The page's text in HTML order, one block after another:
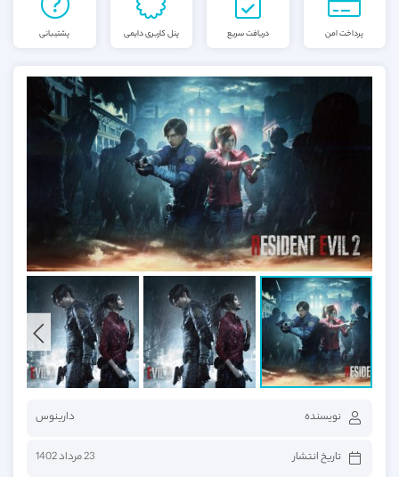
پرداخت امن دریافت سریع پنل کاربری دایمی پشتیبانی
نویسنده دارینوس
تاریخ انتشار 23 مرداد 1402